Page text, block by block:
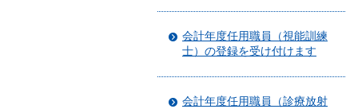
会計年度任用職員（視能訓練
士）の登録を受け付けます
会計年度任用職員（診療放射